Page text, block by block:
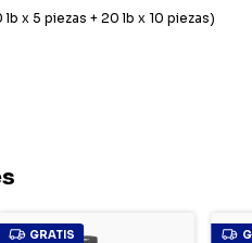
lb x 5 piezas + 20 lb x 10 piezas)
GRATIS